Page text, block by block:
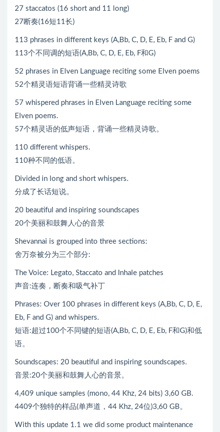
27 staccatos (16 short and 11 long)
27断奏(16短11长)
113 phrases in different keys (A,Bb, C, D, E, Eb, F and G)
113个不同调的短语(A,Bb, C, D, E, Eb, F和G)
52 phrases in Elven Language reciting some Elven poems
52个精灵语短语背诵一些精灵诗歌
57 whispered phrases in Elven Language reciting some
Elven poems.
57个精灵语的低声短语，背诵一些精灵诗歌。
110 different whispers.
110种不同的低语。
Divided in long and short whispers.
分成了长话短说。
20 beautiful and inspiring soundscapes
20个美丽和鼓舞人心的音景
Shevannai is grouped into three sections:
舍万奈被分为三个部分:
The Voice: Legato, Staccato and Inhale patches
声音:连奏，断奏和吸气补丁
Phrases: Over 100 phrases in different keys (A,Bb, C, D, E,
Eb, F and G) and whispers.
短语:超过100个不同键的短语(A,Bb, C, D, E, Eb, F和G)和低
语。
Soundscapes: 20 beautiful and inspiring soundscapes.
音景:20个美丽和鼓舞人心的音景。
4,409 unique samples (mono, 44 Khz, 24 bits) 3,60 GB.
4409个独特的样品(单声道，44 Khz, 24位)3,60 GB。
With this update 1.1 we did some product maintenance